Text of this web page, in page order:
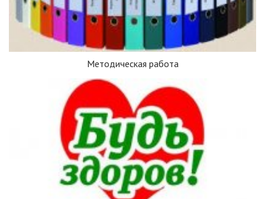
Методическая работа